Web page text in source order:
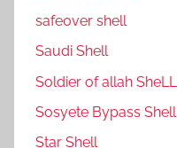
safe0ver shell
Saudi Shell
Soldier of allah SheLL
Sosyete Bypass Shell
Star Shell